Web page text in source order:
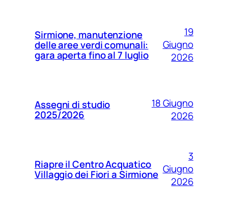
Sirmione, manutenzione
delle aree verdi comunali:
gara aperta fino al 7 luglio
19
Giugno
2026
Assegni di studio
2025/2026
18 Giugno
2026
Riapre il Centro Acquatico
Villaggio dei Fiori a Sirmione
3
Giugno
2026